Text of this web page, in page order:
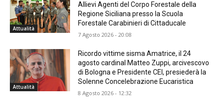
Attualità
Allievi Agenti del Corpo Forestale della
Regione Siciliana presso la Scuola
Forestale Carabinieri di Cittaducale
7 Agosto 2026 - 20:08
Attualità
Ricordo vittime sisma Amatrice, il 24
agosto cardinal Matteo Zuppi, arcivescovo
di Bologna e Presidente CEI, presiederà la
Solenne Concelebrazione Eucaristica
8 Agosto 2026 - 12:32